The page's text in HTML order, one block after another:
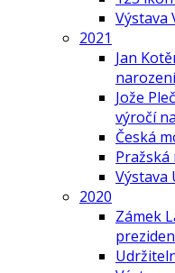
Výstava
2021
Jan
narození
Jože
výročí
Česká
Výstava
2020
Zámek